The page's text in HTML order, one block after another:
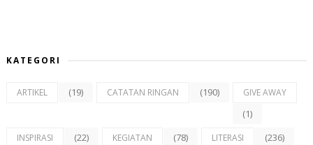
KATEGORI
ARTIKEL (19) CATATAN RINGAN (190) GIVE AWAY
(1)
INSPIRASI (22) KEGIATAN (78) LITERASI (236)